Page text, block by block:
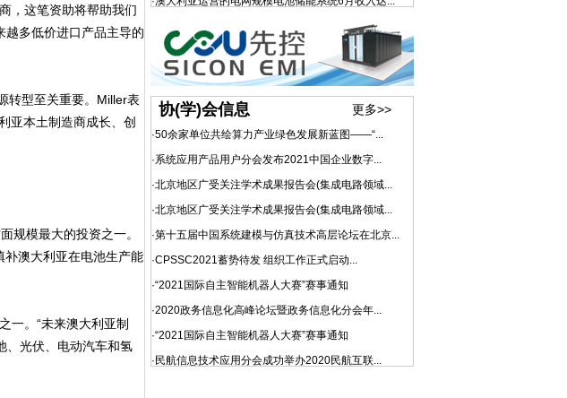
，这笔资助将帮助我们
多低价进口产品主导的
型至关重要。Miller表
亚本土制造商成长、创
模最大的投资之一。
补澳大利亚在电池生产能
一。“未来澳大利亚制
、光伏、电动汽车和氢
协(学)会信息 更多>>
·50余家单位共绘算力产业绿色发展新蓝图——“...
·系统应用产品用户分会发布2021中国企业数字...
·北京地区广受关注学术成果报告会(集成电路领域...
·北京地区广受关注学术成果报告会(集成电路领域...
·第十五届中国系统建模与仿真技术高层论坛在北京...
·CPSSC2021蓄势待发 组织工作正式启动...
·“2021国际自主智能机器人大赛”赛事通知
·2020政务信息化高峰论坛暨政务信息化分会年...
·“2021国际自主智能机器人大赛”赛事通知
· 民航信息技术应用分会成功举办2020民航互联...